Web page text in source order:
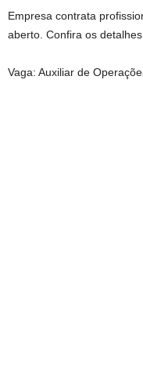
Empresa contrata
aberto. Confira os
Vaga: Auxiliar de